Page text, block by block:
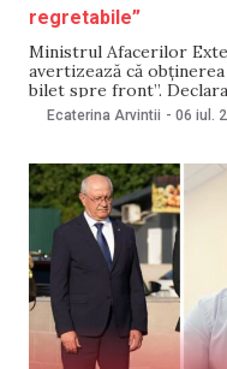
regretabile”
Ministrul Afacerilor
avertizează că
bilet spre front”.
publicată pe 7 iulie, pe
Ecaterina Arvintii - 06 iul.